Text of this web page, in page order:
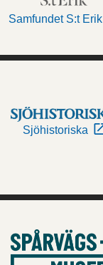
Samfundet S:t Erik
Sjöhistoriska